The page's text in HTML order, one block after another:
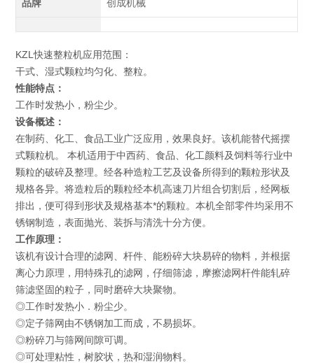
品牌 创成机械
KZL快速整粒机应用范围：
干式、湿式颗粒均匀化、整粒。
性能特点：
工作时发热小，粉尘少。
设备概述：
在制药、化工、食品工业广泛应用，效果良好。该机能替代摇摆
式颗粒机。 本机适用于中西药、食品、化工颜料及饲料等行业中
颗粒的破碎及整理。经各种造粒工艺及设备所得到的颗粒形状及
规格各异。将造粒后的颗粒经本机高速刀片组合切割后，经网板
排出，便可得到形状及规格基本*的颗粒。本机全部零件均采用不
锈钢制造，表面抛光、装拆与清洗十分方便。
工作原理：
该机有设计合理的滤网、杆件、能粉碎大块易碎的物料，并根据
离心力原理，用特殊孔的滤网，仔细筛滤，摩擦滤网杆件能轧碎
筛滤坚固的粒子，同时磨碎大块聚物。
◎工作时发热小．粉尘少。
◎定子筛网由不锈钢加工而成，不易损坏。
◎粉碎刀与筛网间隙可调。
◎可处理粘性，树胶状，热和湿润物料。